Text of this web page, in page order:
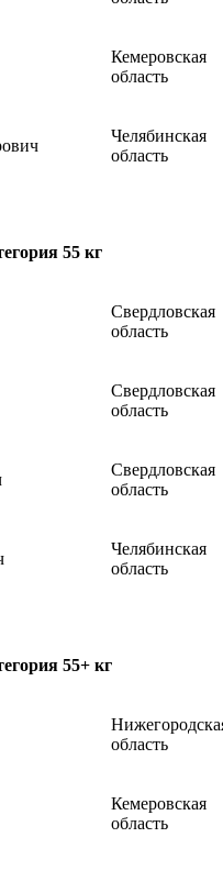
Кемеровская
область
Челябинская
область
55 кг
Свердловская
область
Свердловская
область
Свердловская
область
Челябинская
область
55+ кг
область
Кемеровская
область